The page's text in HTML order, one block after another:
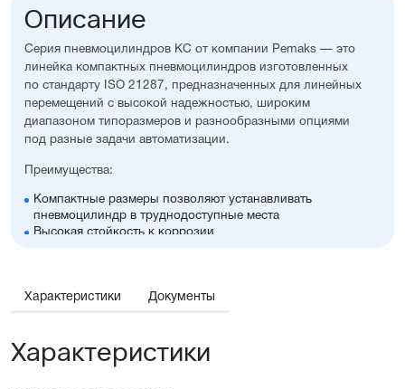
Описание
Серия пневмоцилиндров KС от компании Pemaks — это
линейка компактных пневмоцилиндров изготовленных
по стандарту ISO 21287, предназначенных для линейных
перемещений с высокой надежностью, широким
диапазоном типоразмеров и разнообразными опциями
под разные задачи автоматизации.
Преимущества:
Компактные размеры позволяют устанавливать
пневмоцилиндр в труднодоступные места
Высокая стойкость к коррозии
принадлежностей, включая антиприворотную
Отличительные черты:
Характеристики Документы
Характеристики